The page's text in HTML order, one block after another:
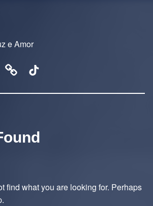
e Amor
find what you are looking for. Perhaps